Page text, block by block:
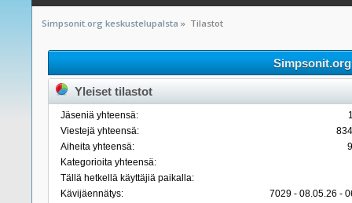
Simpsonit.org keskustelupalsta » Tilastot
Yleiset tilastot
Jäseniä yhteensä:
Viestejä yhteensä:
Aiheita yhteensä:
Kategorioita yhteensä:
Tällä hetkellä käyttäjiä paikalla:
Kävijäennätys:
7029 - 08.05.26 -